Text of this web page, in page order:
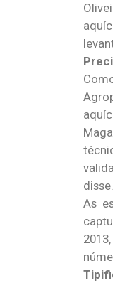
disse.
As